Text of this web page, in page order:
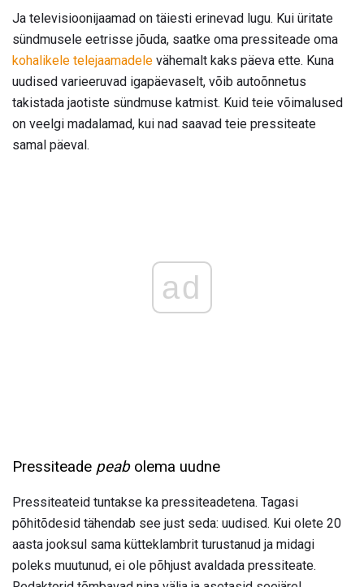
Ja televisioonijaamad on täiesti erinevad lugu. Kui üritate
sündmusele eetrisse jõuda, saatke oma pressiteade oma
kohalikele telejaamadele vähemalt kaks päeva ette. Kuna
uudised varieeruvad igapäevaselt, võib autoõnnetus
takistada jaotiste sündmuse katmist. Kuid teie võimalused
on veelgi madalamad, kui nad saavad teie pressiteate
samal päeval.
ad
Pressiteade peabolema uudne
Pressiteateid tuntakse ka pressiteadetena. Tagasi
põhitõdesid tähendab see just seda: uudised. Kui olete 20
aasta jooksul sama kütteklambrit turustanud ja midagi
poleks muutunud, ei ole põhjust avaldada pressiteate.